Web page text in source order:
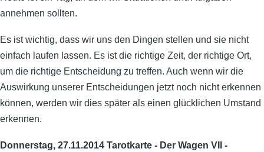
annehmen sollten.
Es ist wichtig, dass wir uns den Dingen stellen und sie nicht
einfach laufen lassen. Es ist die richtige Zeit, der richtige Ort,
um die richtige Entscheidung zu treffen. Auch wenn wir die
Auswirkung unserer Entscheidungen jetzt noch nicht erkennen
können, werden wir dies später als einen glücklichen Umstand
erkennen.
Donnerstag, 27.11.2014 Tarotkarte - Der Wagen VII -